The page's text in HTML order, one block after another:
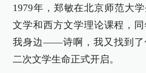
1979年，郑敏在北京师范大
文学和西方文学理论课程，
我身边——诗啊，我又找到了
二次文学生命正式开启。